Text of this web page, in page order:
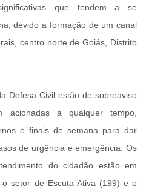
que tendem a se
devido a formação de um canal
centro norte de Goiás, Distrito
Defesa Civil estão de sobreaviso
acionadas a qualquer tempo,
e finais de semana para dar
de urgência e emergência. Os
do cidadão estão em
o setor de Escuta Ativa (199) e o